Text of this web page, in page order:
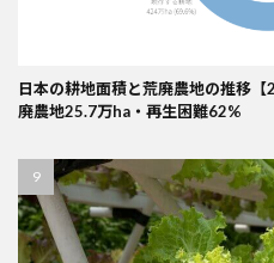
日本の耕地面積と荒廃農地の推移
廃農地25.7万ha・再生困難62%